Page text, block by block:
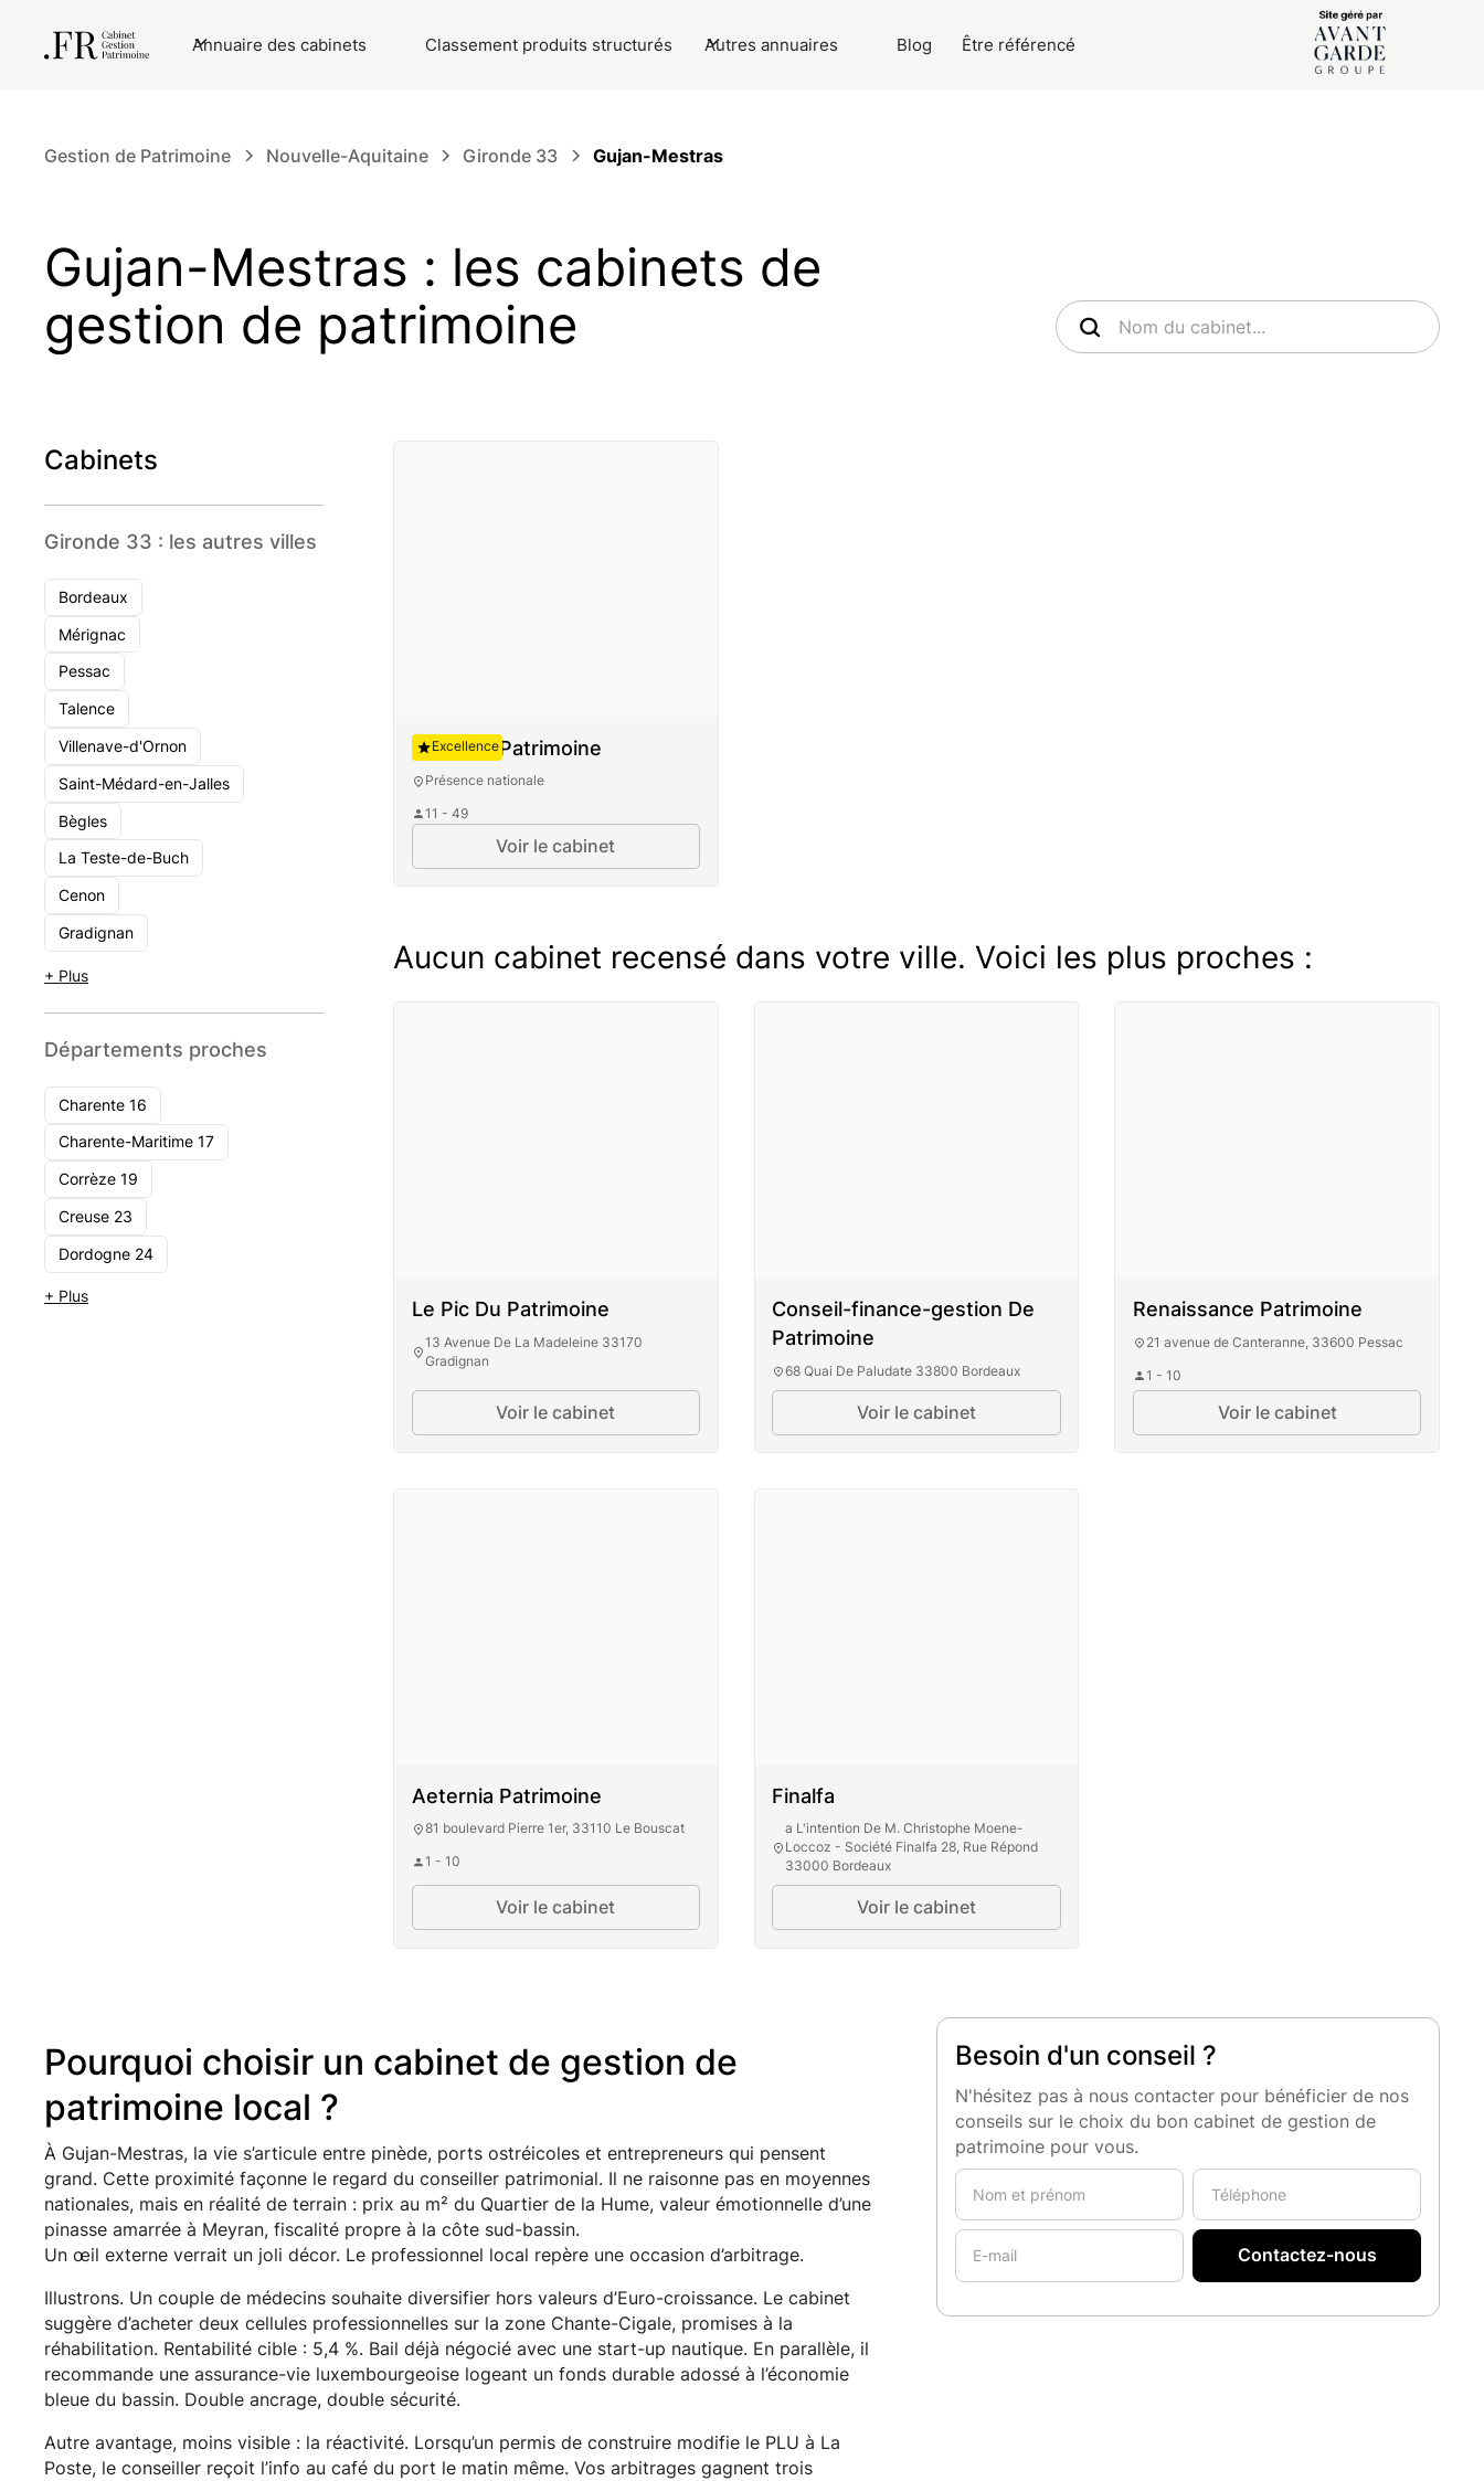
Annuaire des cabinets Classement produits structurés Autres annuaires Blog Être référencé
Gestion de Patrimoine Nouvelle-Aquitaine Gironde 33 Gujan-Mestras
Gujan-Mestras : les cabinets de
gestion de patrimoine
Cabinets
Gironde 33 : les autres villes
Bordeaux
Mérignac
Pessac
Talence
Villenave-d'Ornon
Saint-Médard-en-Jalles
Bègles
La Teste-de-Buch
Cenon
Gradignan
+ Plus
Départements proches
Charente 16
Charente-Maritime 17
Corrèze 19
Creuse 23
Dordogne 24
+ Plus
Auguste Patrimoine
Présence nationale
11 - 49
Excellence
Voir le cabinet
Aucun cabinet recensé dans votre ville. Voici les plus proches :
Le Pic Du Patrimoine
Le Pic Du Patrimoine
13 Avenue De La Madeleine 33170
Gradignan
Voir le cabinet
Conseil-finance-gestion De
Patrimoine
68 Quai De Paludate 33800 Bordeaux
Voir le cabinet
Renaissance Patrimoine
21 avenue de Canteranne, 33600 Pessac
1 - 10
Voir le cabinet
Aeternia Patrimoine
81 boulevard Pierre 1er, 33110 Le Bouscat
1 - 10
Voir le cabinet
Finalfa
a L'intention De M. Christophe Moene-
Loccoz - Société Finalfa 28, Rue Répond
33000 Bordeaux
Voir le cabinet
Pourquoi choisir un cabinet de gestion de
patrimoine local ?
À Gujan-Mestras, la vie s’articule entre pinède, ports ostréicoles et entrepreneurs qui pensent
grand. Cette proximité façonne le regard du conseiller patrimonial. Il ne raisonne pas en moyennes
nationales, mais en réalité de terrain : prix au m² du Quartier de la Hume, valeur émotionnelle d’une
pinasse amarrée à Meyran, fiscalité propre à la côte sud-bassin.
Un œil externe verrait un joli décor. Le professionnel local repère une occasion d’arbitrage.
Illustrons. Un couple de médecins souhaite diversifier hors valeurs d’Euro-croissance. Le cabinet
suggère d’acheter deux cellules professionnelles sur la zone Chante-Cigale, promises à la
réhabilitation. Rentabilité cible : 5,4 %. Bail déjà négocié avec une start-up nautique. En parallèle, il
recommande une assurance-vie luxembourgeoise logeant un fonds durable adossé à l’économie
bleue du bassin. Double ancrage, double sécurité.
Autre avantage, moins visible : la réactivité. Lorsqu’un permis de construire modifie le PLU à La
Poste, le conseiller reçoit l’info au café du port le matin même. Vos arbitrages gagnent trois
Besoin d'un conseil ?
N'hésitez pas à nous contacter pour bénéficier de nos
conseils sur le choix du bon cabinet de gestion de
patrimoine pour vous.